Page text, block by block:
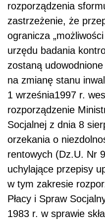
rozporządzenia
zastrzeżenie, że
ogranicza
urzędu badania
zostaną
na zmianę stanu
1 września1997 r.
rozporządzenie
Socjalnej z dnia 8
orzekania o
rentowych (Dz.U. Nr
uchylające przepisy
w tym zakresie
Płacy i Spraw
1983 r. w sprawie